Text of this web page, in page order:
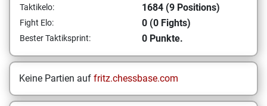
Taktikelo: 1684 (9 Positions)
Fight Elo: 0 (0 Fights)
Bester Taktiksprint: 0 Punkte.
Keine Partien auf fritz.chessbase.com